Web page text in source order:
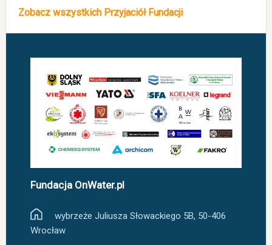
Zobacz wszystkich Przyjaciół Fundacji
Fundacja OnWater.pl
wybrzeże Juliusza Słowackiego 5B, 50-406
Wrocław